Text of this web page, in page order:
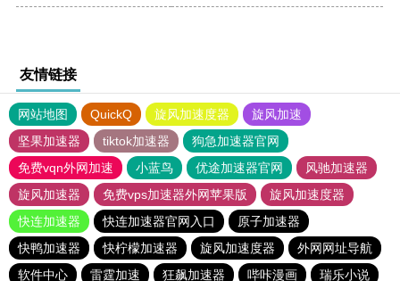
友情链接
网站地图 QuickQ 旋风加速度器
旋风加速
坚果加速器
tiktok加速器
狗急加速器官网
免费vqn外网加速
小蓝鸟 优途加速器官网
风驰加速器
旋风加速器
免费vps加速器外网苹果版
旋风加速度器
快连加速器
快连加速器官网入口
原子加速器
快鸭加速器
快柠檬加速器 旋风加速度器
外网网址导航
软件中心
雷霆加速 狂飙加速器 哔咔漫画
瑞乐小说